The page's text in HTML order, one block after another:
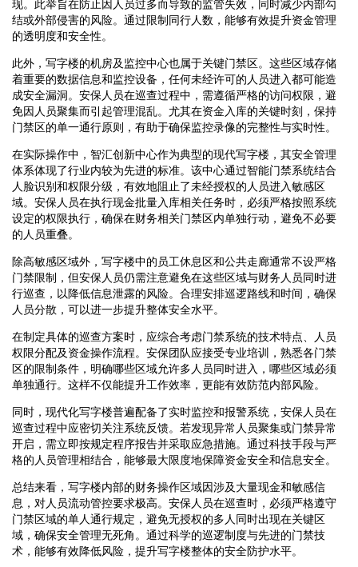
现。此举旨在防止因人员过多而导致的监管失效，同时减少内部勾
结或外部侵害的风险。通过限制同行人数，能够有效提升资金管理
的透明度和安全性。
此外，写字楼的机房及监控中心也属于关键门禁区。这些区域存储
着重要的数据信息和监控设备，任何未经许可的人员进入都可能造
成安全漏洞。安保人员在巡查过程中，需遵循严格的访问权限，避
免因人员聚集而引起管理混乱。尤其在资金入库的关键时刻，保持
门禁区的单一通行原则，有助于确保监控录像的完整性与实时性。
在实际操作中，智汇创新中心作为典型的现代写字楼，其安全管理
体系体现了行业内较为先进的标准。该中心通过智能门禁系统结合
人脸识别和权限分级，有效地阻止了未经授权的人员进入敏感区
域。安保人员在执行现金批量入库相关任务时，必须严格按照系统
设定的权限执行，确保在财务相关门禁区内单独行动，避免不必要
的人员重叠。
除高敏感区域外，写字楼中的员工休息区和公共走廊通常不设严格
门禁限制，但安保人员仍需注意避免在这些区域与财务人员同时进
行巡查，以降低信息泄露的风险。合理安排巡逻路线和时间，确保
人员分散，可以进一步提升整体安全水平。
在制定具体的巡查方案时，应综合考虑门禁系统的技术特点、人员
权限分配及资金操作流程。安保团队应接受专业培训，熟悉各门禁
区的限制条件，明确哪些区域允许多人员同时进入，哪些区域必须
单独通行。这样不仅能提升工作效率，更能有效防范内部风险。
同时，现代化写字楼普遍配备了实时监控和报警系统，安保人员在
巡查过程中应密切关注系统反馈。若发现异常人员聚集或门禁异常
开启，需立即按规定程序报告并采取应急措施。通过科技手段与严
格的人员管理相结合，能够最大限度地保障资金安全和信息安全。
总结来看，写字楼内部的财务操作区域因涉及大量现金和敏感信
息，对人员流动管控要求极高。安保人员在巡查时，必须严格遵守
门禁区域的单人通行规定，避免无授权的多人同时出现在关键区
域，确保安全管理无死角。通过科学的巡逻制度与先进的门禁技
术，能够有效降低风险，提升写字楼整体的安全防护水平。